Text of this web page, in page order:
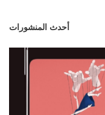
أحدث المنشورات